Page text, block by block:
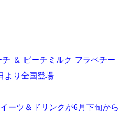
＆ ピーチミルク フラペチー
より全国登場
ーツ＆ドリンクが6月下旬から